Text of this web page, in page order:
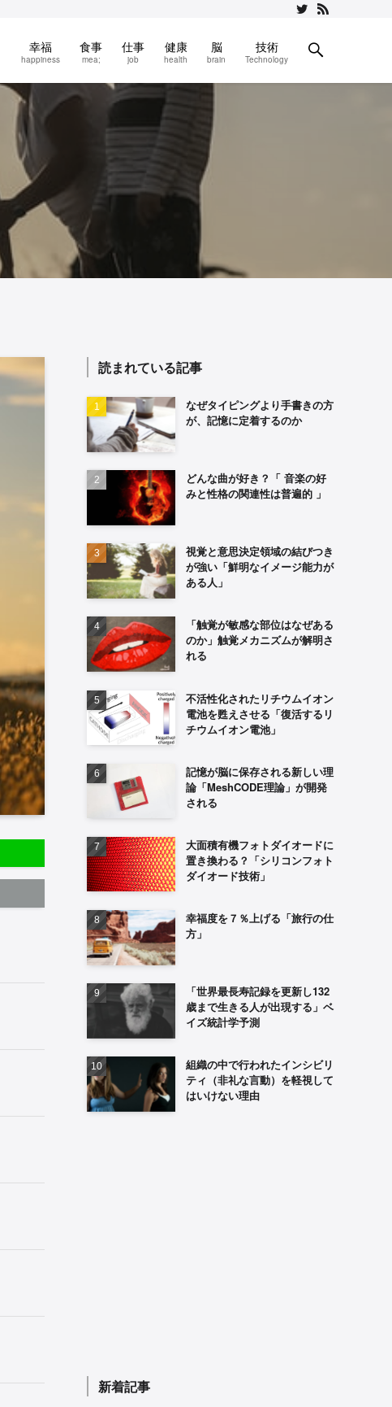
幸福
happiness
食事
mea;
仕事
job
健康
health
脳
brain
技術
Technology
読まれている記事
なぜタイピングより手書きの方
が、記憶に定着するのか
どんな曲が好き？「 音楽の好
みと性格の関連性は普遍的 」
視覚と意思決定領域の結びつき
が強い「鮮明なイメージ能力が
ある人」
「触覚が敏感な部位はなぜある
のか」触覚メカニズムが解明さ
れる
不活性化されたリチウムイオン
電池を甦えさせる「復活するリ
チウムイオン電池」
記憶が脳に保存される新しい理
論「MeshCODE理論」が開発
される
大面積有機フォトダイオードに
置き換わる？「シリコンフォト
ダイオード技術」
幸福度を７％上げる「旅行の仕
方」
「世界最長寿記録を更新し132
歳まで生きる人が出現する」ベ
イズ統計学予測
組織の中で行われたインシビリ
ティ（非礼な言動）を軽視して
はいけない理由
新着記事